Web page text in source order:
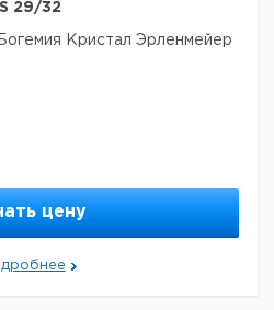
29/32
Кристал Эрленмейер
цену